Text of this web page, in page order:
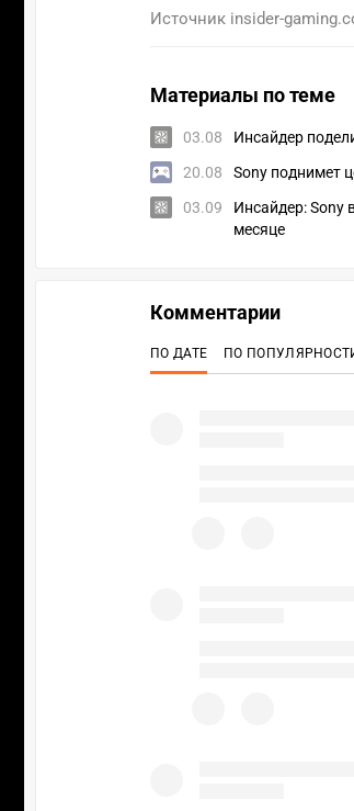
Источник insider-
Материалы по теме
03.08 Инсайдер
20.08 Sony поднимет
03.09
Инсайдер: Sony
месяце
Комментарии
ПО ДАТЕ ПО